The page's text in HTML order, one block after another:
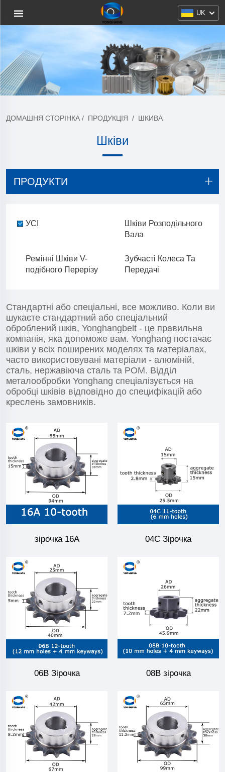
UK
ДОМАШНЯ СТОРІНКА / ПРОДУКЦІЯ / ШКИВА
Шківи
ПРОДУКТИ
УСІ
Шківи Розподільного
Вала
Ремінні Шківи V-
подібного Перерізу
Зубчасті Колеса Та
Передачі
Стандартні або спеціальні, все можливо. Коли ви
шукаєте стандартний або спеціальний
оброблений шків, Yonghangbelt - це правильна
компанія, яка допоможе вам. Yonghang постачає
шківи у всіх поширених моделях та матеріалах,
часто використовувані матеріали - алюміній,
сталь, нержавіюча сталь та POM. Відділ
металообробки Yonghang спеціалізується на
обробці шківів відповідно до специфікацій або
креслень замовників.
зірочка 16A 04C Зірочка
06B Зірочка 08B зірочка